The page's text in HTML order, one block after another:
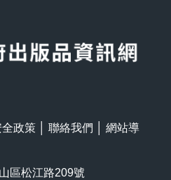
全政策 聯絡我們
網站導
區松江路209號